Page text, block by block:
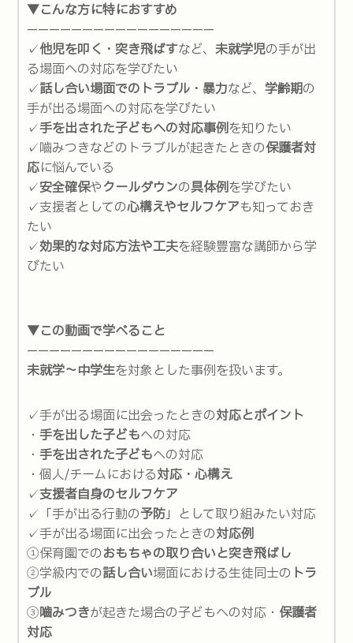
▼こんな方に特におすすめ
—————————————————
✓他児を叩く・突き飛ばすなど、 未就学児の手が出
る場面への対応を学びたい
✓話し合い場面でのトラブル・暴力など、 学齢期の
手が出る場面への対応を学びたい
✓手を出された子どもへの対応事例を知りたい
✓嚙みつきなどのトラブルが起きたときの保護者対
応に悩んでいる
✓安全確保やクールダウンの具体例を学びたい
✓支援者としての心構えやセルフケアも知っておき
たい
✓効果的な対応方法や工夫を経験豊富な講師から学
びたい
▼この動画で学べること
—————————————————
未就学～中学生を対象とした事例を扱います。
✓手が出る場面に出会ったときの対応とポイント
・ 手を出した子どもへの対応
・ 手を出された子どもへの対応
・個人/チームにおける対応・心構え
✓支援者自身のセルフケア
✓「手が出る行動の予防」として取り組みたい対応
✓手が出る場面に出会ったときの対応例
①保育園でのおもちゃの取り合いと突き飛ばし
②学級内での話し合い場面における生徒同士の トラ
ブル
③嚙みつきが起きた場合の子どもへの対応・ 保護者
対応